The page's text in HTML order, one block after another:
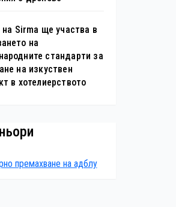
на Sirma ще участва в
на
стандарти за
на изкуствен
в хотелиерството
премахване на адблу